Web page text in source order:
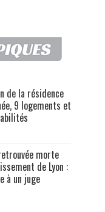
de la résidence
9 logements et
morte
de Lyon :
à un juge